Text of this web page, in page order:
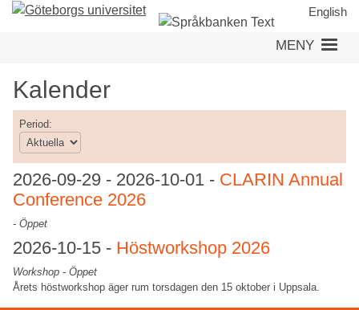
Hoppa
English
MENY
Kalender
Period:
2026-09-29 - 2026-10-01 - CLARIN Annual
Conference 2026
- Öppet
2026-10-15 - Höstworkshop 2026
Workshop - Öppet
Årets höstworkshop äger rum torsdagen den 15 oktober i Uppsala.